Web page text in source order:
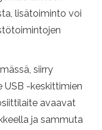
lisätoiminto voi
siirry
USB -keskittimien
avaavat
ja sammuta